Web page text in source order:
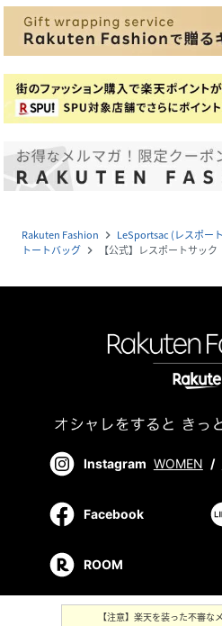
Rakuten Fashion navigate_next LeSportsac (レスポー
トートバッグ navigate_next 【公式】レスポートサッ
Instagram WOMEN /
Facebook
ROOM
【注意】楽天を装った不審な